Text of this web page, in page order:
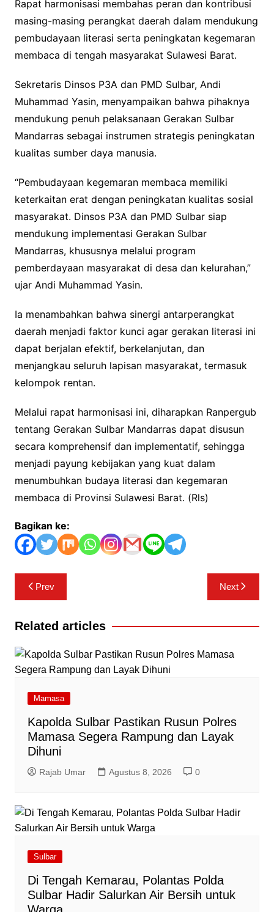
Rapat harmonisasi membahas peran dan kontribusi
masing-masing perangkat daerah dalam mendukung
pembudayaan literasi serta peningkatan kegemaran
membaca di tengah masyarakat Sulawesi Barat.
Sekretaris Dinsos P3A dan PMD Sulbar, Andi
Muhammad Yasin, menyampaikan bahwa pihaknya
mendukung penuh pelaksanaan Gerakan Sulbar
Mandarras sebagai instrumen strategis peningkatan
kualitas sumber daya manusia.
“Pembudayaan kegemaran membaca memiliki
keterkaitan erat dengan peningkatan kualitas sosial
masyarakat. Dinsos P3A dan PMD Sulbar siap
mendukung implementasi Gerakan Sulbar
Mandarras, khususnya melalui program
pemberdayaan masyarakat di desa dan kelurahan,”
ujar Andi Muhammad Yasin.
Ia menambahkan bahwa sinergi antarperangkat
daerah menjadi faktor kunci agar gerakan literasi ini
dapat berjalan efektif, berkelanjutan, dan
menjangkau seluruh lapisan masyarakat, termasuk
kelompok rentan.
Melalui rapat harmonisasi ini, diharapkan Ranpergub
tentang Gerakan Sulbar Mandarras dapat disusun
secara komprehensif dan implementatif, sehingga
menjadi payung kebijakan yang kuat dalam
menumbuhkan budaya literasi dan kegemaran
membaca di Provinsi Sulawesi Barat. (Rls)
Bagikan ke:
Navigasi
pos
Prev Next
Related articles
Mamasa
Kapolda Sulbar Pastikan Rusun Polres
Mamasa Segera Rampung dan Layak
Dihuni
Rajab Umar Agustus 8, 2026 0
Sulbar
Di Tengah Kemarau, Polantas Polda
Sulbar Hadir Salurkan Air Bersih untuk